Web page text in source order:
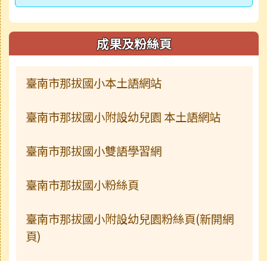
成果及粉絲頁
臺南市那拔國小本土語網站
臺南市那拔國小附設幼兒園 本土語網站
臺南市那拔國小雙語學習網
臺南市那拔國小粉絲頁
臺南市那拔國小附設幼兒園粉絲頁(新開網
頁)